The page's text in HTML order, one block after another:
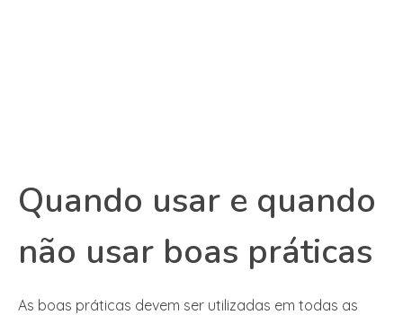
Quando usar e quando
não usar boas práticas
As boas práticas devem ser utilizadas em todas as